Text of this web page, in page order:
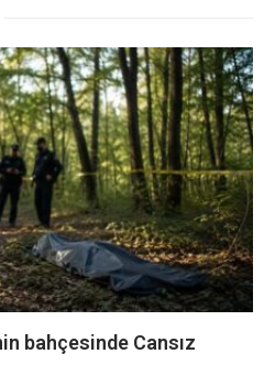
bahçesinde Cansız